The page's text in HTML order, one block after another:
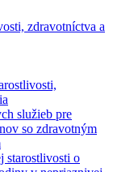
zdravotníctva a
služieb pre
so zdravotným
starostlivosti o